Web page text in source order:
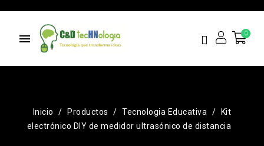
menu
Inicio Productos Tecnologia Educativa
Kit
electrónico DIY de medidor ultrasónico de distancia